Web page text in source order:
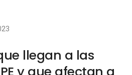
llegan a las